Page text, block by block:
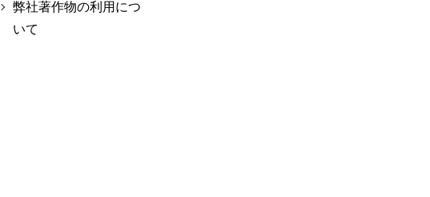
弊社著作物の利用につ
いて